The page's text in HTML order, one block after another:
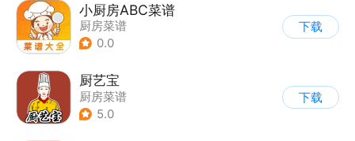
小厨房ABC菜谱
厨房菜谱
0.0
下载
厨艺宝
厨房菜谱
5.0
下载